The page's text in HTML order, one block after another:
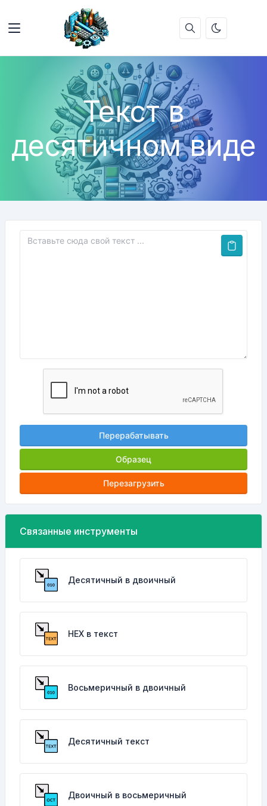
Текст в
десятичном виде
Перерабатывать
Образец
Перезагрузить
Связанные инструменты
Десятичный в двоичный
HEX в текст
Восьмеричный в двоичный
Десятичный текст
Двоичный в восьмеричный